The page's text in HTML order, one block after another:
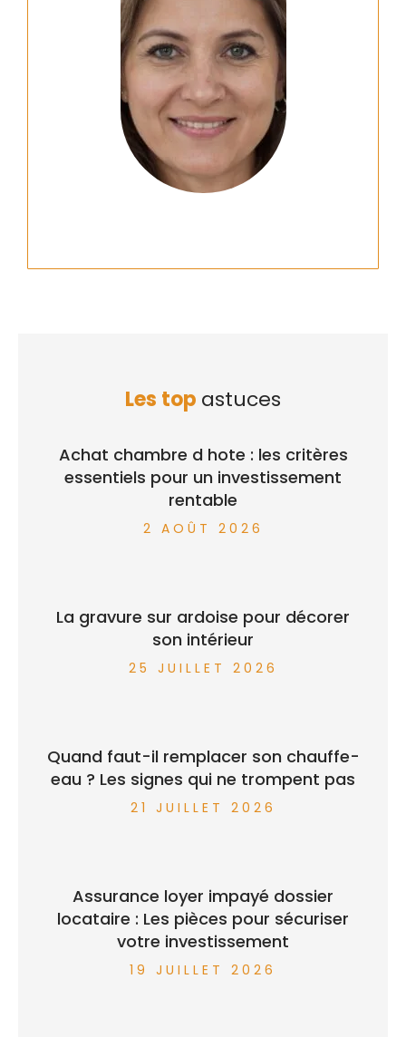
Les top astuces
Achat chambre d hote : les critères
essentiels pour un investissement
rentable
2 AOÛT 2026
La gravure sur ardoise pour décorer
son intérieur
25 JUILLET 2026
Quand faut-il remplacer son chauffe-
eau ? Les signes qui ne trompent pas
21 JUILLET 2026
Assurance loyer impayé dossier
locataire : Les pièces pour sécuriser
votre investissement
19 JUILLET 2026